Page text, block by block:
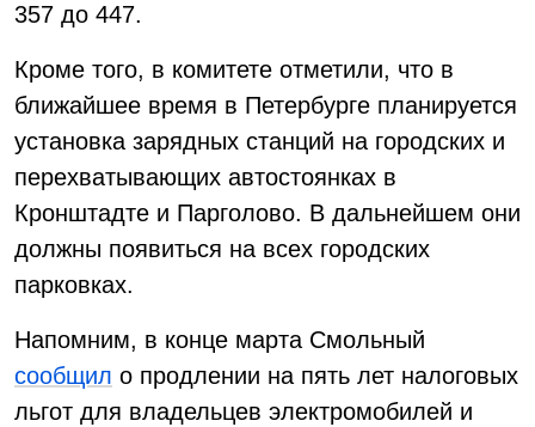
357 до 447.
Кроме того, в комитете отметили, что в
ближайшее время в Петербурге планируется
установка зарядных станций на городских и
перехватывающих автостоянках в
Кронштадте и Парголово. В дальнейшем они
должны появиться на всех городских
парковках.
Напомним, в конце марта Смольный
сообщил о продлении на пять лет налоговых
льгот для владельцев электромобилей и